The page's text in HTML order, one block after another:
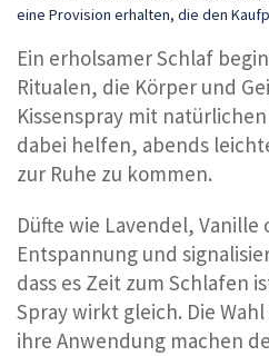
eine Provision erhalten, die den
Ein erholsamer Schlaf
Ritualen, die Körper und
Kissenspray mit
dabei helfen, abends
zur Ruhe zu kommen.
Düfte wie Lavendel,
Entspannung und
dass es Zeit zum Schlafen
Spray wirkt gleich. Die
ihre Anwendung machen